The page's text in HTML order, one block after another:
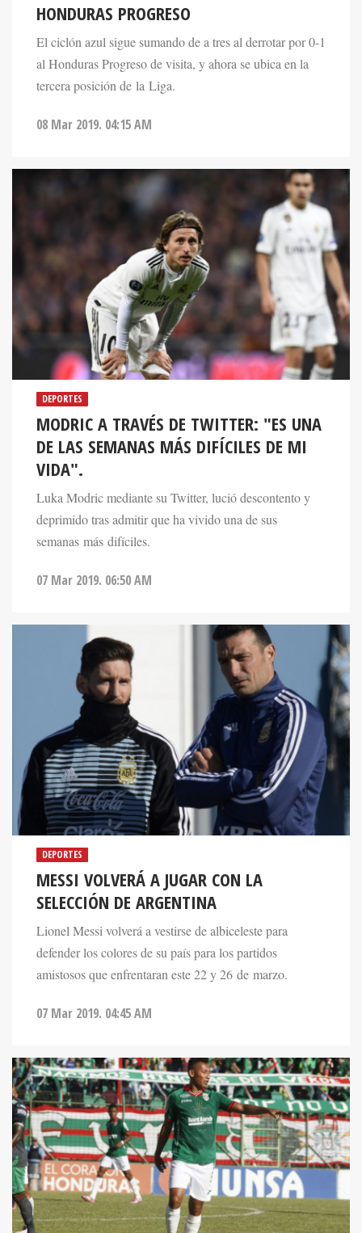
HONDURAS PROGRESO
El ciclón azul sigue sumando de a tres al derrotar por 0-1
al Honduras Progreso de visita, y ahora se ubica en la
tercera posición de la Liga.
08 Mar 2019. 04:15 AM
DEPORTES
MODRIC A TRAVÉS DE TWITTER: "ES UNA
DE LAS SEMANAS MÁS DIFÍCILES DE MI
VIDA".
Luka Modric mediante su Twitter, lució descontento y
deprimido tras admitir que ha vivido una de sus
semanas más difíciles.
07 Mar 2019. 06:50 AM
DEPORTES
MESSI VOLVERÁ A JUGAR CON LA
SELECCIÓN DE ARGENTINA
Lionel Messi volverá a vestirse de albiceleste para
defender los colores de su país para los partidos
amistosos que enfrentaran este 22 y 26 de marzo.
07 Mar 2019. 04:45 AM